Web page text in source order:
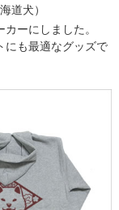
道犬）
ーにしました。
にも最適なグッズで